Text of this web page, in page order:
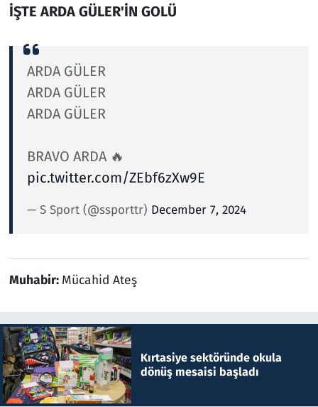
İŞTE ARDA GÜLER'İN GOLÜ
ARDA GÜLER
ARDA GÜLER
ARDA GÜLER
BRAVO ARDA 🔥
pic.twitter.com/ZEbf6zXw9E
— S Sport (@ssporttr) December 7, 2024
Muhabir: Mücahid Ateş
Kırtasiye sektöründe okula
dönüş mesaisi başladı
Seçim 2023
Spor
Teknoloji ve Bilim
Televizyon